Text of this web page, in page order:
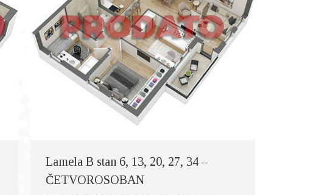
Lamela B stan 6, 13, 20, 27, 34 –
ČETVOROSOBAN